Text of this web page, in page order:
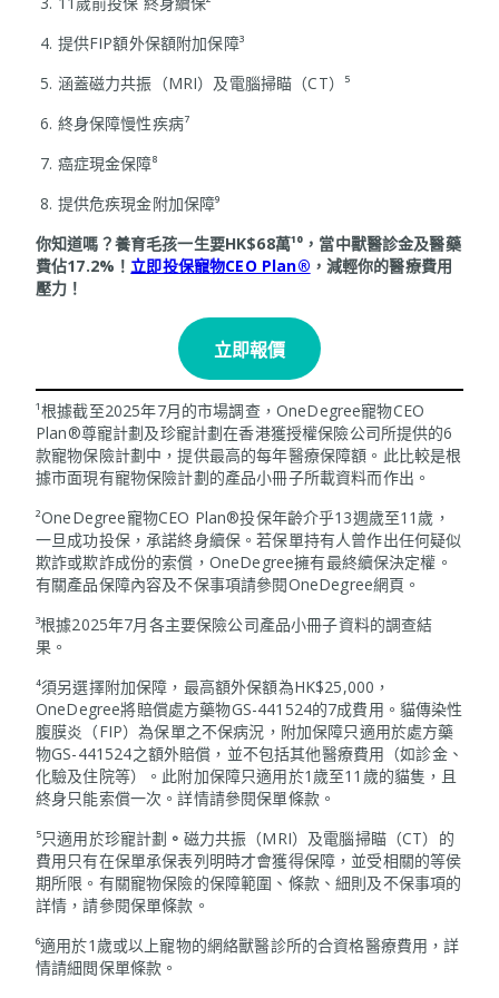
4. 提供FIP額外保額附加保障³
5. 涵蓋磁力共振（MRI）及電腦掃瞄（CT）⁵
6. 終身保障慢性疾病⁷
7. 癌症現金保障⁸
8. 提供危疾現金附加保障⁹
你知道嗎？養育毛孩一生要HK$68萬¹⁰，當中獸醫診金及醫藥
費佔17.2%！ 立即投保寵物CEO Plan® ，減輕你的醫療費用
壓力！
立即報價
¹根據截至2025年7月的市場調查，OneDegree寵物CEO
Plan®尊寵計劃及珍寵計劃在香港獲授權保險公司所提供的6
款寵物保險計劃中，提供最高的每年醫療保障額。此比較是根
據市面現有寵物保險計劃的產品小冊子所載資料而作出。
²OneDegree寵物CEO Plan®投保年齡介乎13週歲至11歲，
一旦成功投保，承諾終身續保。若保單持有人曾作出任何疑似
欺詐或欺詐成份的索償，OneDegree擁有最終續保決定權。
有關產品保障內容及不保事項請參閱OneDegree網頁。
³根據2025年7月各主要保險公司產品小冊子資料的調查結
果。
⁴須另選擇附加保障，最高額外保額為HK$25,000，
OneDegree將賠償處方藥物GS-441524的7成費用。貓傳染性
腹膜炎（FIP）為保單之不保病況，附加保障只適用於處方藥
物GS-441524之額外賠償，並不包括其他醫療費用（如診金、
化驗及住院等）。此附加保障只適用於1歲至11歲的貓隻，且
終身只能索償一次。詳情請參閱保單條款。
⁵只適用於珍寵計劃 。 磁力共振（MRI）及電腦掃瞄（CT）的
費用只有在保單承保表列明時才會獲得保障，並受相關的等侯
期所限。有關寵物保險的保障範圍、條款、細則及不保事項的
詳情，請參閱保單條款。
⁶適用於1歲或以上寵物的網絡獸醫診所的合資格醫療費用，詳
情請細閲保單條款。